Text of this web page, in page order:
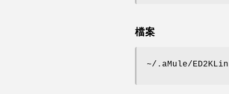
檔案
~/.aMule/